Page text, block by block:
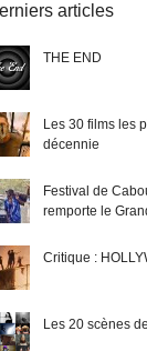
articles
THE END
Les 30 films les
décennie
Festival de
remporte le
Critique :
Les 20 scènes